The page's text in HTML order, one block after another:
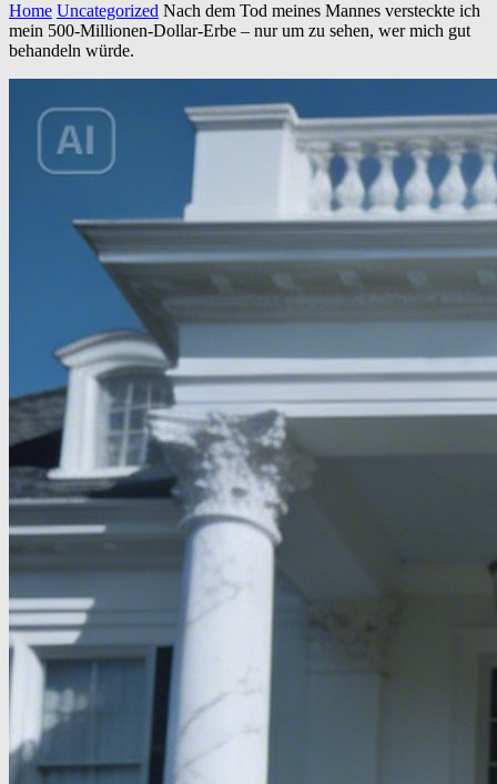
Home Uncategorized Nach dem Tod meines Mannes versteckte ich
mein 500-Millionen-Dollar-Erbe – nur um zu sehen, wer mich gut
behandeln würde.